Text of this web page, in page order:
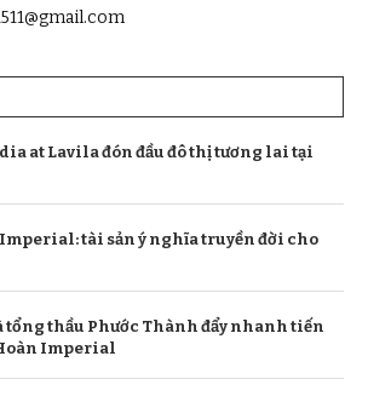
at Lavila đón đầu đô thị tương lai tại
tài sản ý nghĩa truyền đời cho
tổng thầu Phước Thành đẩy nhanh tiến
Imperial